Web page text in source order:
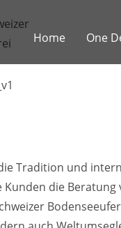
Home One
Tradition und
die